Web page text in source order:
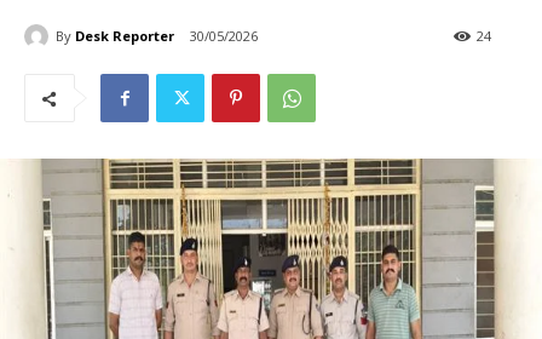
By Desk Reporter 30/05/2026 24